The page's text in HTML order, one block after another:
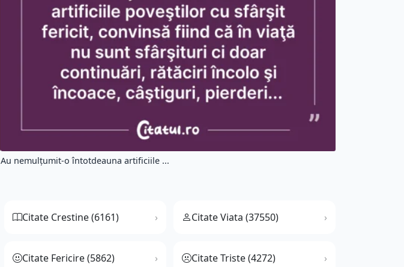
Au nemulţumit-o întotdeauna artificiile ...
Citate Crestine (6161) Citate Viata (37550)
Citate Fericire (5862) Citate Triste (4272)